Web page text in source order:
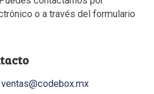
o a través del formulario
ventas@codebox.mx